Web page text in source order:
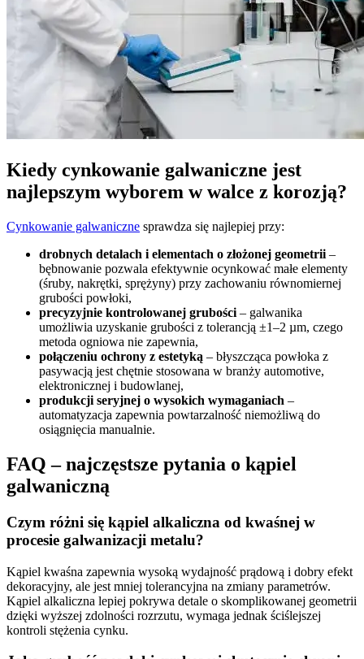
Kiedy cynkowanie galwaniczne jest
najlepszym wyborem w walce z korozją?
Cynkowanie galwaniczne sprawdza się najlepiej przy:
drobnych detalach i elementach o złożonej geometrii –
bębnowanie pozwala efektywnie ocynkować małe elementy
(śruby, nakrętki, sprężyny) przy zachowaniu równomiernej
grubości powłoki,
precyzyjnie kontrolowanej grubości – galwanika
umożliwia uzyskanie grubości z tolerancją ±1–2 µm, czego
metoda ogniowa nie zapewnia,
połączeniu ochrony z estetyką – błyszcząca powłoka z
pasywacją jest chętnie stosowana w branży automotive,
elektronicznej i budowlanej,
produkcji seryjnej o wysokich wymaganiach –
automatyzacja zapewnia powtarzalność niemożliwą do
osiągnięcia manualnie.
FAQ – najczęstsze pytania o kąpiel
galwaniczną
Czym różni się kąpiel alkaliczna od kwaśnej w
procesie galwanizacji metalu?
Kąpiel kwaśna zapewnia wysoką wydajność prądową i dobry efekt
dekoracyjny, ale jest mniej tolerancyjna na zmiany parametrów.
Kąpiel alkaliczna lepiej pokrywa detale o skomplikowanej geometrii
dzięki wyższej zdolności rozrzutu, wymaga jednak ściślejszej
kontroli stężenia cynku.